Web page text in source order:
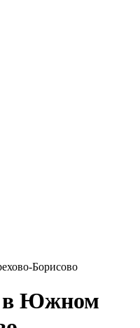
Борисово
в Южном